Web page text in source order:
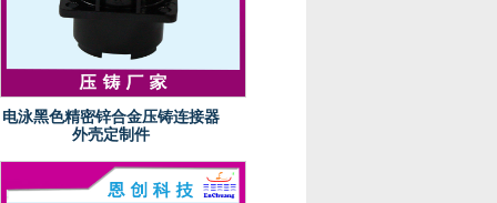
电泳黑色精密锌合金压铸连接器
外壳定制件